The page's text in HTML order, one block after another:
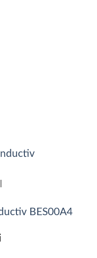
BES00A4